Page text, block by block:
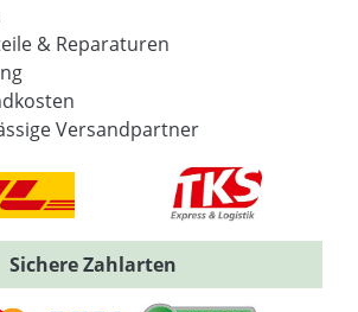
& Reparaturen
Versandpartner
Sichere Zahlarten